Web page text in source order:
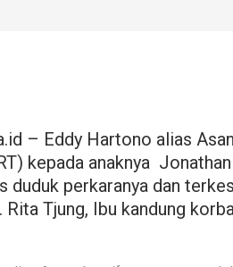
– Eddy Hartono alias
kepada anaknya
duduk perkaranya dan
Rita Tjung, Ibu kandung